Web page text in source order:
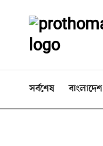
সর্বশেষ বাংলাদেশ